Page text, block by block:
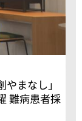
まなし」
難病患者採